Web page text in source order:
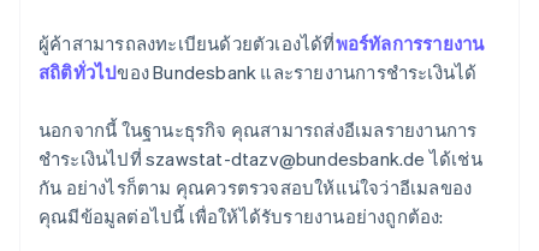
ผู้ค้าสามารถลงทะเบียนด้วยตัวเองได้ที่พอร์ทัลการรายงาน
สถิติทั่วไปของ Bundesbank และรายงานการชำระเงินได้
นอกจากนี้ ในฐานะธุรกิจ คุณสามารถส่งอีเมลรายงานการ
ชำระเงินไปที่ szawstat-dtazv@bundesbank.de ได้เช่น
กัน อย่างไรก็ตาม คุณควรตรวจสอบให้แน่ใจว่าอีเมลของ
คุณมีข้อมูลต่อไปนี้ เพื่อให้ได้รับรายงานอย่างถูกต้อง: